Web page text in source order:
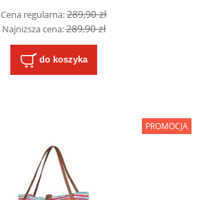
Cena regularna:289,90 zł
Najniższa cena:289,90 zł
do koszyka
PROMOCJA